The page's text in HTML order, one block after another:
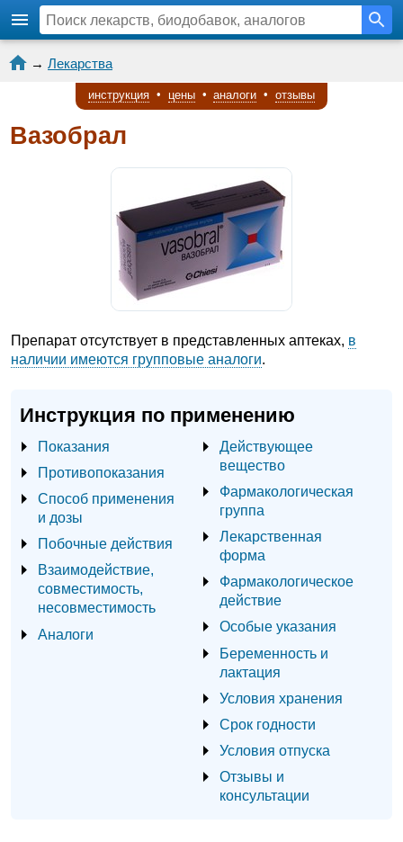
→ Лекарства
инструкция • цены • аналоги • отзывы
Вазобрал
Препарат отсутствует в представленных аптеках, в
наличии имеются групповые аналоги.
Инструкция по применению
Показания
Противопоказания
Способ применения
и дозы
Побочные действия
Взаимодействие,
совместимость,
несовместимость
Аналоги
Действующее
вещество
Фармакологическая
группа
Лекарственная
форма
Фармакологическое
действие
Особые указания
Беременность и
лактация
Условия хранения
Срок годности
Условия отпуска
Отзывы и
консультации